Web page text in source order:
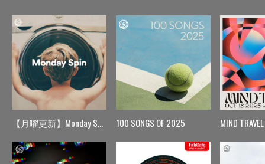
【月曜更新】Monday Spin 100 SONGS OF 2025 MIND TRAVEL